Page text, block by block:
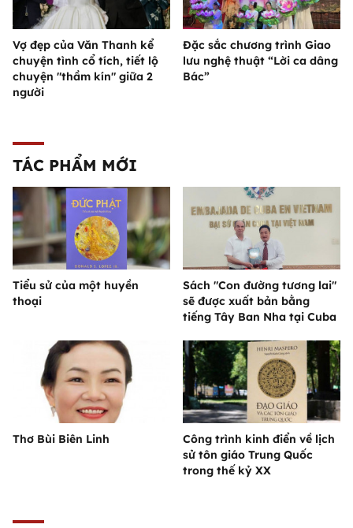
Vợ đẹp của Văn Thanh kể
chuyện tình cổ tích, tiết lộ
chuyện "thầm kín" giữa 2
người
Đặc sắc chương trình Giao
lưu nghệ thuật “Lời ca dâng
Bác”
TÁC PHẨM MỚI
Tiểu sử của một huyền
thoại
Sách "Con đường tương lai"
sẽ được xuất bản bằng
tiếng Tây Ban Nha tại Cuba
Thơ Bùi Biên Linh
Công trình kinh điển về lịch
sử tôn giáo Trung Quốc
trong thế kỷ XX